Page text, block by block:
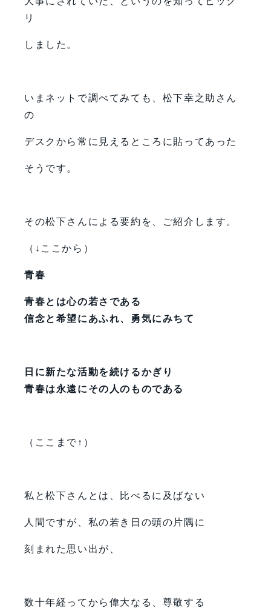
リ
しました。
いまネットで調べてみても、松下幸之助さん
の
デスクから常に見えるところに貼ってあった
そうです。
その松下さんによる要約を、ご紹介します。
（↓ここから）
青春
青春とは心の若さである
信念と希望にあふれ、勇気にみちて
日に新たな活動を続けるかぎり
青春は永遠にその人のものである
（ここまで↑）
私と松下さんとは、比べるに及ばない
人間ですが、私の若き日の頭の片隅に
刻まれた思い出が、
数十年経ってから偉大なる、尊敬する